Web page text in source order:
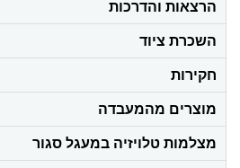
הרצאות והדרכות
השכרת ציוד
חקירות
מוצרים מהמעבדה
מצלמות טלויזיה במעגל סגור